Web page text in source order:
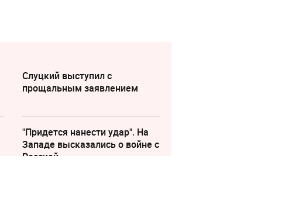
Слуцкий выступил с
прощальным заявлением
"Придется нанести удар". На
Западе высказались о войне с
Россией